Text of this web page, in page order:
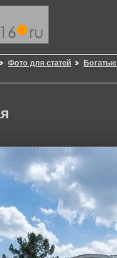
Фото для статей